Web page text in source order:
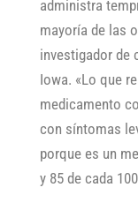
administra
mayoría de las
investigador de
Iowa. «Lo que
medicamento
con síntomas
porque es un
y 85 de cada